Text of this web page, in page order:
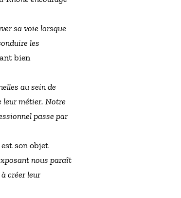
sa voie lorsque
les
bien
au sein de
leur métier. Notre
passe par
son objet
nous paraît
créer leur